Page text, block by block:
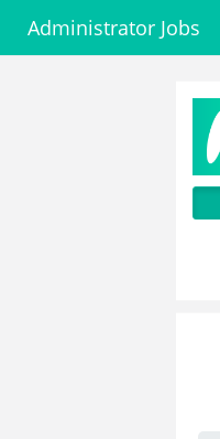
Administrator Jobs